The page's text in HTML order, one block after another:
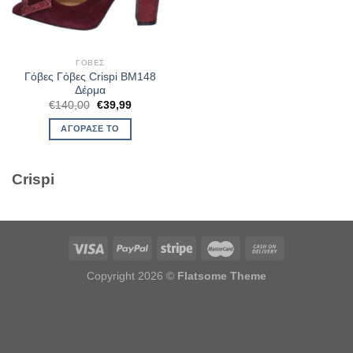
ΓΌΒΕΣ
Γόβες Γόβες Crispi BM148
Δέρμα
€140,00 Original
price
was:
€140,00.
€39,99Η
ΑΓΌΡΑΣΈ ΤΟ
Crispi
Copyright 2026 © Flatsome Theme